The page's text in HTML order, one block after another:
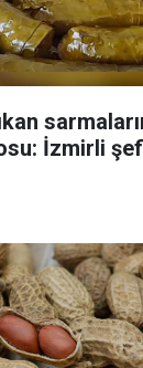
İzmirli